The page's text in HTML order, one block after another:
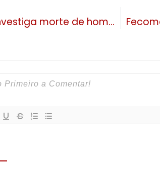
Polícia Civil investiga morte de homem a tiros no Bairro Canelinha, em Canela